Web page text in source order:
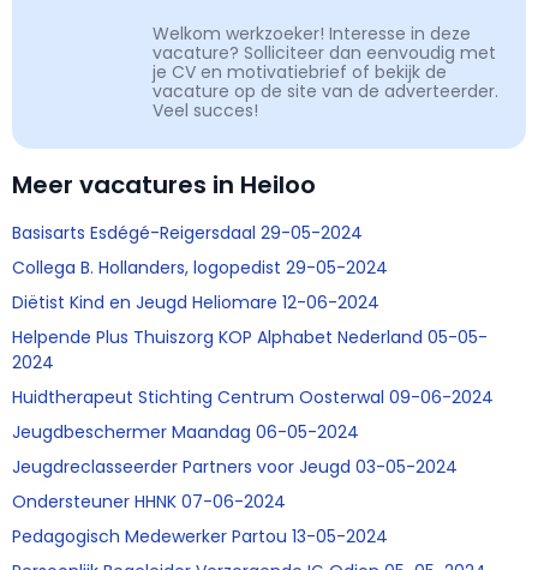
Welkom werkzoeker! Interesse in deze
vacature? Solliciteer dan eenvoudig met
je CV en motivatiebrief of bekijk de
vacature op de site van de adverteerder.
Veel succes!
Meer vacatures in Heiloo
Basisarts Esdégé-Reigersdaal 29-05-2024
Collega B. Hollanders, logopedist 29-05-2024
Diëtist Kind en Jeugd Heliomare 12-06-2024
Helpende Plus Thuiszorg KOP Alphabet Nederland 05-05-
2024
Huidtherapeut Stichting Centrum Oosterwal 09-06-2024
Jeugdbeschermer Maandag 06-05-2024
Jeugdreclasseerder Partners voor Jeugd 03-05-2024
Ondersteuner HHNK 07-06-2024
Pedagogisch Medewerker Partou 13-05-2024